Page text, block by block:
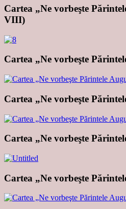
Cartea „Ne vorbeşte
VIII)
Cartea „Ne vorbeşte
Cartea „Ne vorbeşte
Cartea „Ne vorbeşte
Cartea „Ne vorbeşte